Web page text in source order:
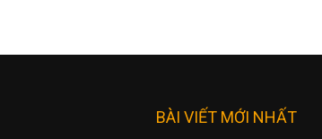
BÀI VIẾT MỚI NHẤT